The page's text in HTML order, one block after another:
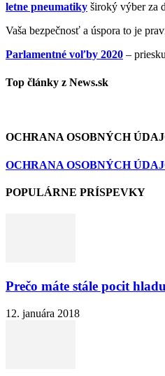
letne pneumatiky široký výber za
Vaša bezpečnosť a úspora to je
Parlamentné voľby 2020 –
Top články z News.sk
OCHRANA OSOBNÝCH
OCHRANA OSOBNÝCH
POPULÁRNE PRÍSPEVKY
Prečo máte stále pocit
12. januára 2018